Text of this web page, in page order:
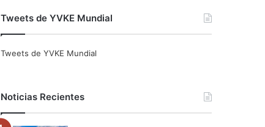
c
o
i
r
u
e
r
a
Tweets de YVKE Mundial
Tweets de YVKE Mundial
Noticias Recientes